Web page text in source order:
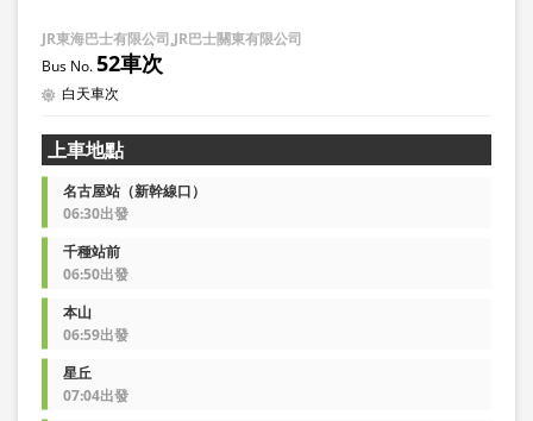
JR東海巴士有限公司,JR巴士關東有限公司
52車次
白天車次
上車地點
名古屋站（新幹線口）
06:30出發
千種站前
06:50出發
本山
06:59出發
星丘
07:04出發